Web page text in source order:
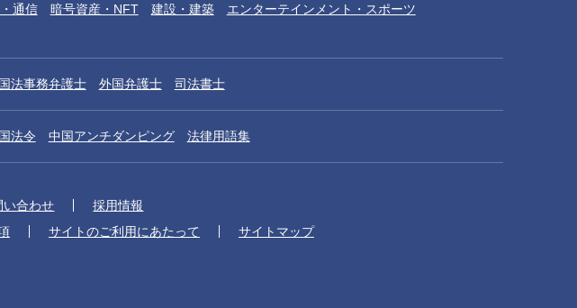
通信 暗号資産・NFT 建設・建築
エンターテインメント・スポーツ
法事務弁護士 外国弁護士 司法書士
法令 中国アンチダンピング 法律用語集
い合わせ
採用情報
サイトのご利用にあたって サイトマップ